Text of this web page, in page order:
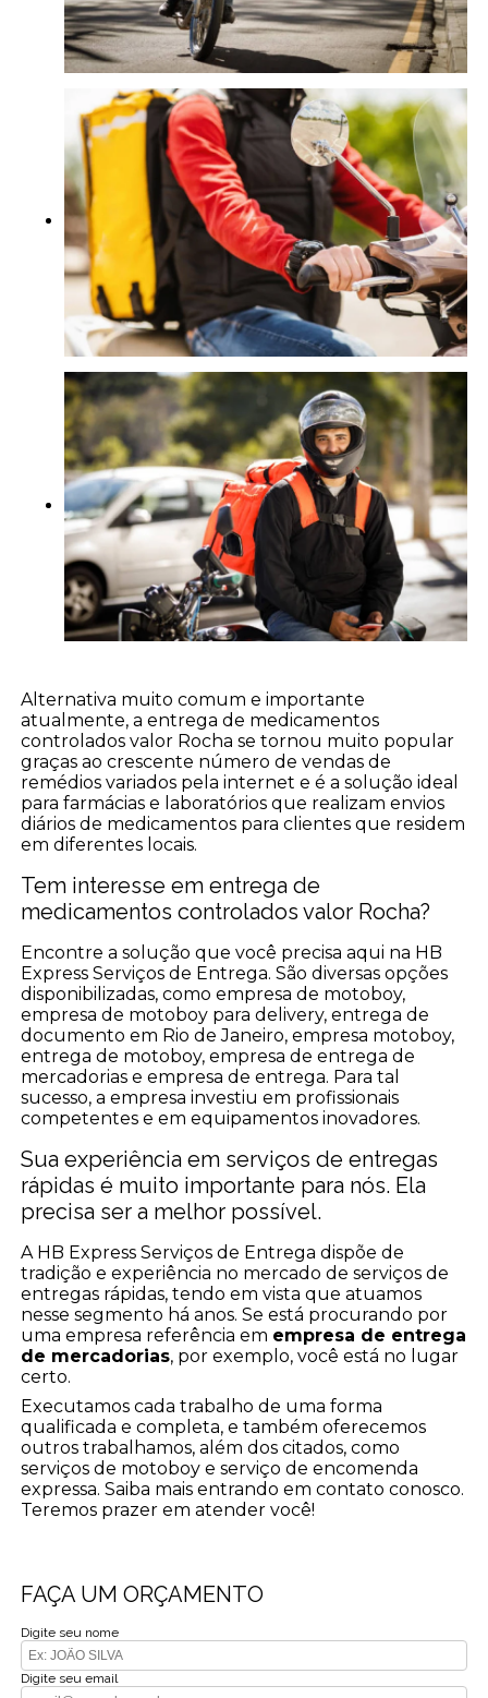
Alternativa muito comum e importante
atualmente, a entrega de medicamentos
controlados valor Rocha se tornou muito popular
graças ao crescente número de vendas de
remédios variados pela internet e é a solução ideal
para farmácias e laboratórios que realizam envios
diários de medicamentos para clientes que residem
em diferentes locais.
Tem interesse em entrega de
medicamentos controlados valor Rocha?
Encontre a solução que você precisa aqui na HB
Express Serviços de Entrega. São diversas opções
disponibilizadas, como empresa de motoboy,
empresa de motoboy para delivery, entrega de
documento em Rio de Janeiro, empresa motoboy,
entrega de motoboy, empresa de entrega de
mercadorias e empresa de entrega. Para tal
sucesso, a empresa investiu em profissionais
competentes e em equipamentos inovadores.
Sua experiência em serviços de entregas
rápidas é muito importante para nós. Ela
precisa ser a melhor possível.
A HB Express Serviços de Entrega dispõe de
tradição e experiência no mercado de serviços de
entregas rápidas, tendo em vista que atuamos
nesse segmento há anos. Se está procurando por
uma empresa referência em empresa de entrega
de mercadorias, por exemplo, você está no lugar
certo.
Executamos cada trabalho de uma forma
qualificada e completa, e também oferecemos
outros trabalhamos, além dos citados, como
serviços de motoboy e serviço de encomenda
expressa. Saiba mais entrando em contato conosco.
Teremos prazer em atender você!
FAÇA UM ORÇAMENTO
Digite seu nome
Digite seu email